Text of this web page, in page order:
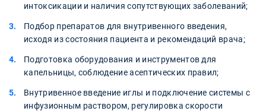
интоксикации и наличия сопутствующих заболеваний;
Подбор препаратов для внутривенного введения,
исходя из состояния пациента и рекомендаций врача;
Подготовка оборудования и инструментов для
капельницы, соблюдение асептических правил;
Внутривенное введение иглы и подключение системы с
инфузионным раствором, регулировка скорости